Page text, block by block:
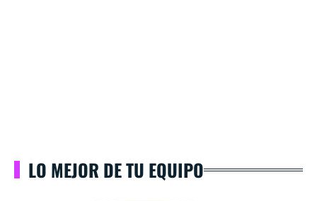
LO MEJOR DE TU EQUIPO